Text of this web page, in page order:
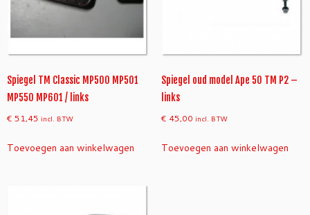
Spiegel TM Classic MP500 MP501
MP550 MP601 / links
€ 51,45 incl. BTW
Toevoegen aan winkelwagen
Spiegel oud model Ape 50 TM P2 –
links
€ 45,00 incl. BTW
Toevoegen aan winkelwagen